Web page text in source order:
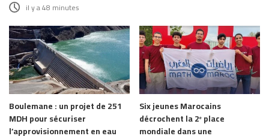
il y a 48 minutes
Boulemane : un projet de 251
MDH pour sécuriser
l’approvisionnement en eau
Six jeunes Marocains
décrochent la 2ᵉ place
mondiale dans une